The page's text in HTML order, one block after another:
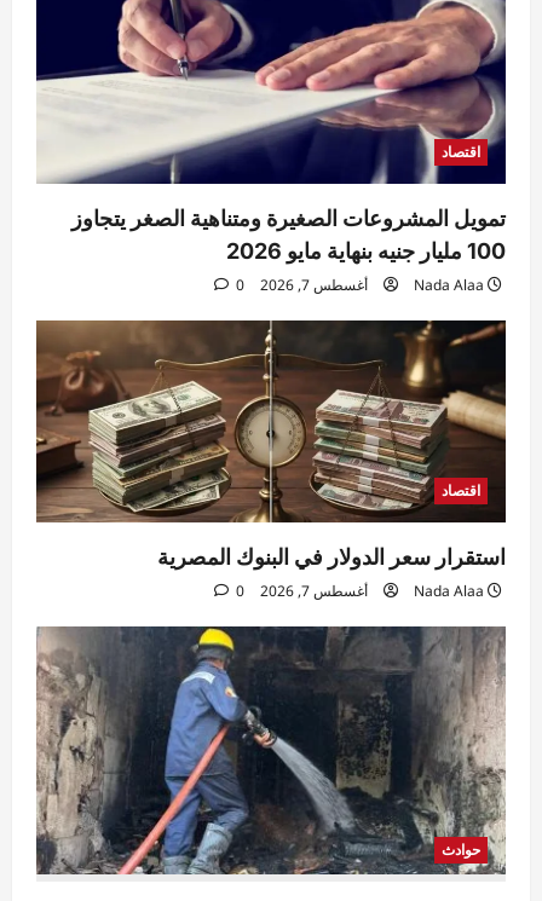
4 أغسطس 7, 2026
5
حوادث
مقتل مسن بورسعيد.. العثور على رجل مُقيد
اليدين والقدمين داخل منزله والأمن يكثف
أغسطس 7, 2026 0
اقتصاد
تمويل المشروعات الصغيرة ومتناهية الصغر يتجاوز
100 مليار جنيه بنهاية مايو 2026
Nada Alaa أغسطس 7, 2026 0
اقتصاد
استقرار سعر الدولار في البنوك المصرية
Nada Alaa أغسطس 7, 2026 0
حوادث